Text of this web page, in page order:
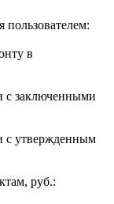
пользователем:
в
с заключенными
с утвержденным
руб.: